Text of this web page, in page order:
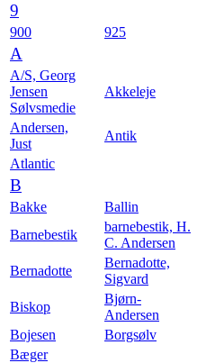
9
900 925
A
A/S, Georg
Jensen
Sølvsmedie
Akkeleje
Andersen,
Just
Antik
Atlantic
B
Bakke Ballin
Barnebestik
barnebestik, H.
C. Andersen
Bernadotte
Bernadotte,
Sigvard
Biskop
Bjørn-
Andersen
Bojesen
Borgsølv
Bæger